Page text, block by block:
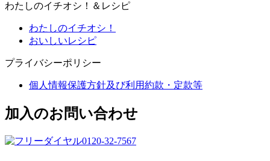
わたしのイチオシ！＆レシピ
わたしのイチオシ！
おいしいレシピ
プライバシーポリシー
個人情報保護方針及び利用約款・定款等
加入のお問い合わせ
0120-32-7567